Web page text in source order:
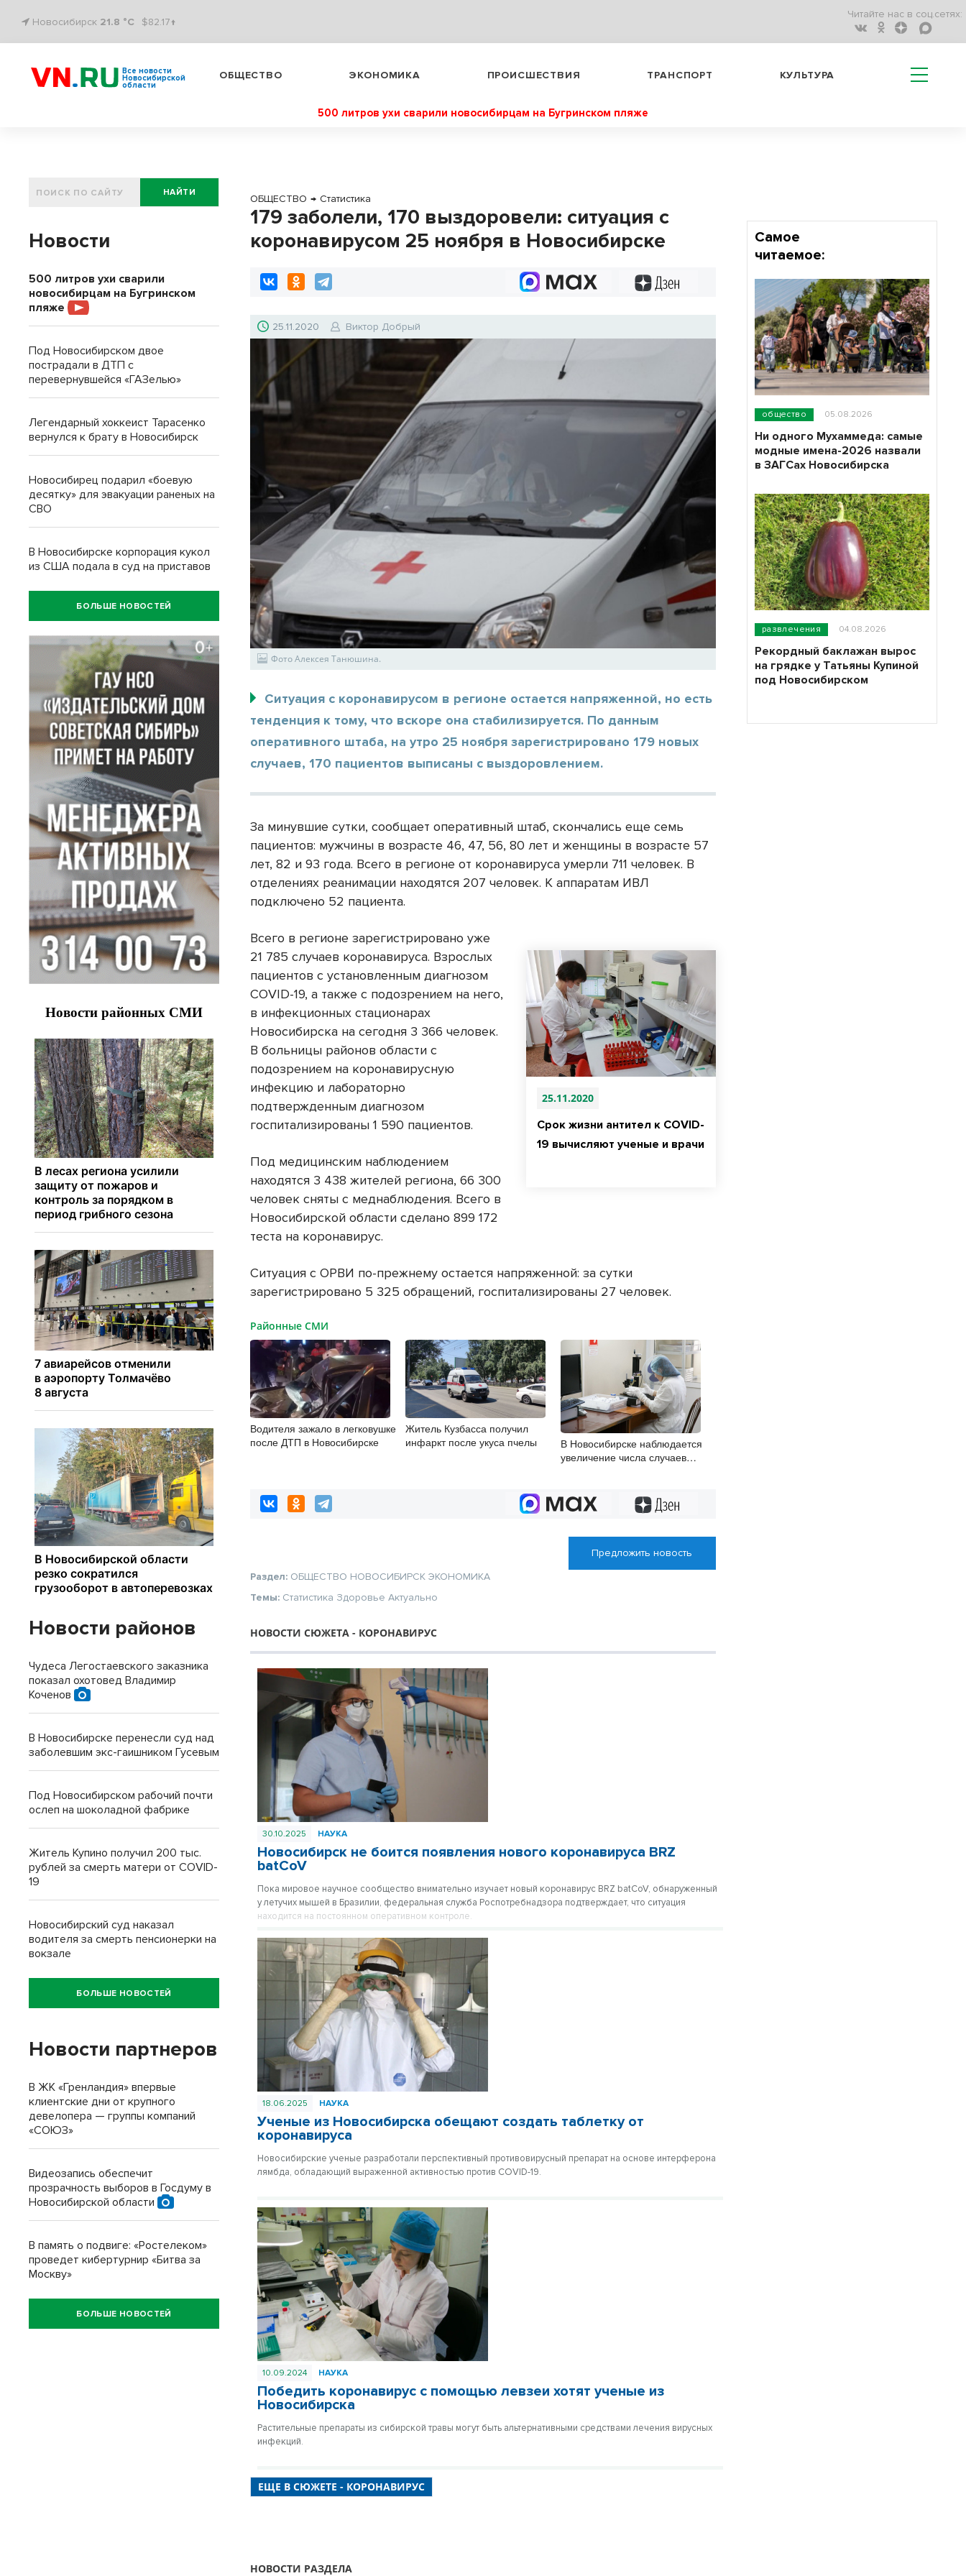
Новосибирск 21.8 °C $82.17↑
Читайте нас в соц.сетях:
Все новости
Новосибирской
области
ОБЩЕСТВО ЭКОНОМИКА ПРОИСШЕСТВИЯ ТРАНСПОРТ КУЛЬТУРА
500 литров ухи сварили новосибирцам на Бугринском пляже
ОБЩЕСТВО → Статистика
179 заболели, 170 выздоровели: ситуация с
коронавирусом 25 ноября в Новосибирске
25.11.2020 Виктор Добрый
Фото Алексея Танюшина.
Ситуация с коронавирусом в регионе остается напряженной, но есть
тенденция к тому, что вскоре она стабилизируется. По данным
оперативного штаба, на утро 25 ноября зарегистрировано 179 новых
случаев, 170 пациентов выписаны с выздоровлением.
За минувшие сутки, сообщает оперативный штаб, скончались еще семь
пациентов: мужчины в возрасте 46, 47, 56, 80 лет и женщины в возрасте 57
лет, 82 и 93 года. Всего в регионе от коронавируса умерли 711 человек. В
отделениях реанимации находятся 207 человек. К аппаратам ИВЛ
подключено 52 пациента.
25.11.2020
Срок жизни антител к COVID-
19 вычисляют ученые и врачи
Всего в регионе зарегистрировано уже
21 785 случаев коронавируса. Взрослых
пациентов с установленным диагнозом
COVID-19, а также с подозрением на него,
в инфекционных стационарах
Новосибирска на сегодня 3 366 человек.
В больницы районов области с
подозрением на коронавирусную
инфекцию и лабораторно
подтвержденным диагнозом
госпитализированы 1 590 пациентов.
Под медицинским наблюдением
находятся 3 438 жителей региона, 66 300
человек сняты с меднаблюдения. Всего в
Новосибирской области сделано 899 172
теста на коронавирус.
Ситуация с ОРВИ по-прежнему остается напряженной: за сутки
зарегистрировано 5 325 обращений, госпитализированы 27 человек.
Районные СМИ
Водителя зажало в легковушке
после ДТП в Новосибирске
Житель Кузбасса получил
инфаркт после укуса пчелы
В Новосибирске наблюдается
увеличение числа случаев
Предложить новость
Раздел: ОБЩЕСТВО НОВОСИБИРСК ЭКОНОМИКА
Темы: Статистика Здоровье Актуально
НОВОСТИ СЮЖЕТА - КОРОНАВИРУС
30.10.2025 НАУКА
Новосибирск не боится появления нового коронавируса BRZ
batCoV
Пока мировое научное сообщество внимательно изучает новый коронавирус BRZ batCoV, обнаруженный
у летучих мышей в Бразилии, федеральная служба Роспотребнадзора подтверждает, что ситуация
находится на постоянном оперативном контроле.
18.06.2025 НАУКА
Ученые из Новосибирска обещают создать таблетку от
коронавируса
Новосибирские ученые разработали перспективный противовирусный препарат на основе интерферона
лямбда, обладающий выраженной активностью против COVID-19.
10.09.2024 НАУКА
Победить коронавирус с помощью левзеи хотят ученые из
Новосибирска
Растительные препараты из сибирской травы могут быть альтернативными средствами лечения вирусных
инфекций.
ЕЩЕ В СЮЖЕТЕ - КОРОНАВИРУС
НОВОСТИ РАЗДЕЛА
НАЙТИ
Новости
500 литров ухи сварили
новосибирцам на Бугринском
пляже
Под Новосибирском двое
пострадали в ДТП с
перевернувшейся «ГАЗелью»
Легендарный хоккеист Тарасенко
вернулся к брату в Новосибирск
Новосибирец подарил «боевую
десятку» для эвакуации раненых на
СВО
В Новосибирске корпорация кукол
из США подала в суд на приставов
БОЛЬШЕ НОВОСТЕЙ
Новости районов
Чудеса Легостаевского заказника
показал охотовед Владимир
Коченов
В Новосибирске перенесли суд над
заболевшим экс-гаишником Гусевым
Под Новосибирском рабочий почти
ослеп на шоколадной фабрике
Житель Купино получил 200 тыс.
рублей за смерть матери от COVID-
19
Новосибирский суд наказал
водителя за смерть пенсионерки на
вокзале
БОЛЬШЕ НОВОСТЕЙ
Новости партнеров
В ЖК «Гренландия» впервые
клиентские дни от крупного
девелопера — группы компаний
«СОЮЗ»
Видеозапись обеспечит
прозрачность выборов в Госдуму в
Новосибирской области
В память о подвиге: «Ростелеком»
проведет кибертурнир «Битва за
Москву»
БОЛЬШЕ НОВОСТЕЙ
Самое
читаемое:
общество 05.08.2026
Ни одного Мухаммеда: самые
модные имена-2026 назвали
в ЗАГСах Новосибирска
развлечения 04.08.2026
Рекордный баклажан вырос
на грядке у Татьяны Купиной
под Новосибирском